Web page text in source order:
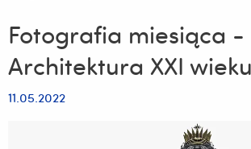
Fotografia miesiąca -
Architektura XXI
11.05.2022